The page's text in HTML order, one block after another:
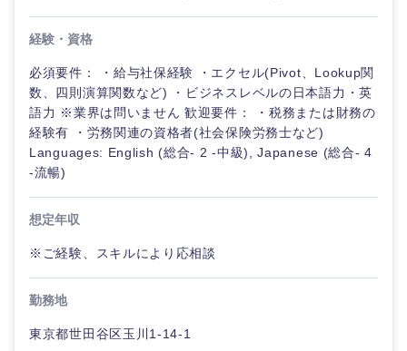
金融専門
職
メディカ
ル
不動産専
門職
建設・施
事務職
その他
その他マスメディア
エンターテイメント
法律・特許事務所・監査法人
人材・アウトソーシング
サービス
群馬県
経験・資格
必須要件： ・給与社保経験 ・エクセル(Pivot、Lookup関
数、四則演算関数など) ・ビジネスレベルの日本語力・英
語力 ※業界は問いません 歓迎要件： ・税務または財務の
経験有 ・労務関連の資格者(社会保険労務士など)
Languages: English (総合- 2 -中級), Japanese (総合- 4
-流暢)
想定年収
※ご経験、スキルにより応相談
勤務地
東京都世田谷区玉川1-14-1